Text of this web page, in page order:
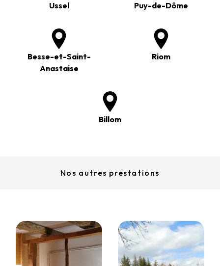
Ussel Puy-de-Dôme
Besse-et-Saint-
Anastaise
Riom
Billom
Nos autres prestations